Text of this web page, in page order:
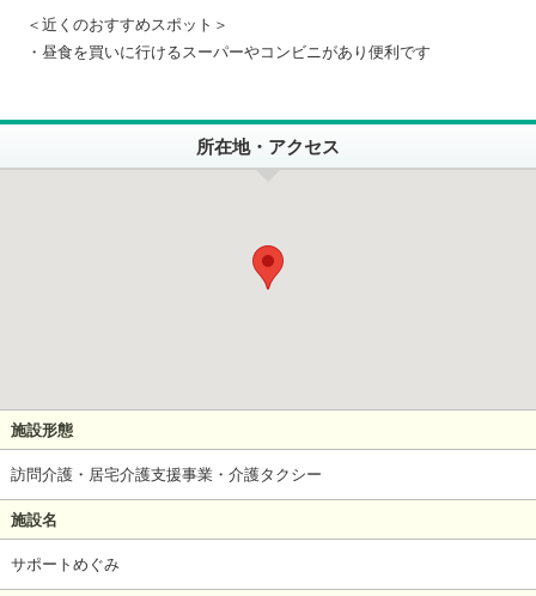
＜近くのおすすめスポット＞
・昼食を買いに行けるスーパーやコンビニがあり便利です
所在地・アクセス
施設形態
訪問介護・居宅介護支援事業・介護タクシー
施設名
サポートめぐみ